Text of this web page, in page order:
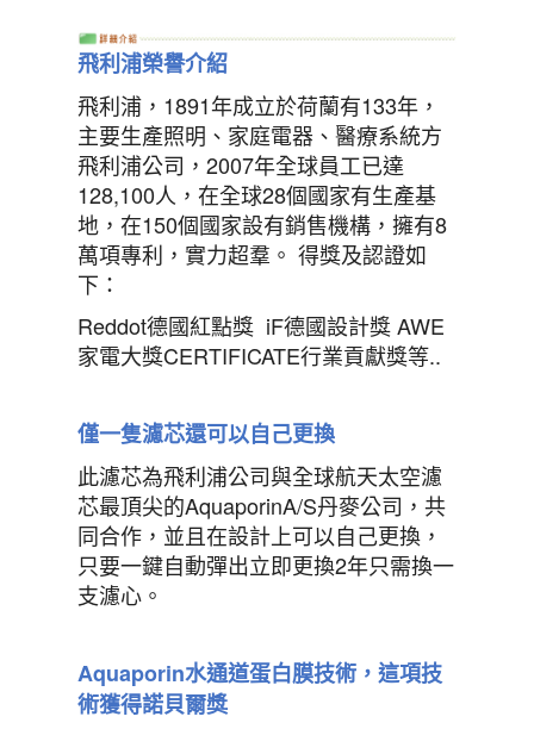
飛利浦榮譽介紹
飛利浦，1891年成立於荷蘭有133年，
主要生產照明、家庭電器、醫療系統方
飛利浦公司，2007年全球員工已達
128,100人，在全球28個國家有生產基
地，在150個國家設有銷售機構，擁有8
萬項專利，實力超羣。 得獎及認證如
下：
Reddot德國紅點獎 iF德國設計獎 AWE
家電大獎CERTIFICATE行業貢獻獎等..
僅一隻濾芯還可以自己更換
此濾芯為飛利浦公司與全球航天太空濾
芯最頂尖的AquaporinA/S丹麥公司，共
同合作，並且在設計上可以自己更換，
只要一鍵自動彈出立即更換2年只需換一
支濾心。
Aquaporin水通道蛋白膜技術，這項技
術獲得諾貝爾獎